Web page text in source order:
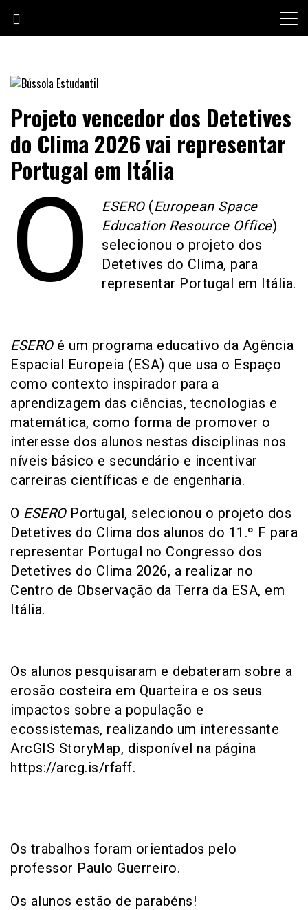
content
Bússola Estudantil
Projeto vencedor dos Detetives
do Clima 2026 vai representar
Portugal em Itália
O ESERO(European Space
Education Resource Office)
selecionou o projeto dos
Detetives do Clima, para
representar Portugal em Itália.
ESEROé um programa educativo da Agência
Espacial Europeia (ESA) que usa o Espaço
como contexto inspirador para a
aprendizagem das ciências, tecnologias e
matemática, como forma de promover o
interesse dos alunos nestas disciplinas nos
níveis básico e secundário e incentivar
carreiras científicas e de engenharia.
O ESEROPortugal, selecionou o projeto dos
Detetives do Clima dos alunos do 11.º F para
representar Portugal no Congresso dos
Detetives do Clima 2026, a realizar no
Centro de Observação da Terra da ESA, em
Itália.
Os alunos pesquisaram e debateram sobre a
erosão costeira em Quarteira e os seus
impactos sobre a população e
ecossistemas, realizando um interessante
ArcGIS StoryMap, disponível na página
https://arcg.is/rfaff.
Os trabalhos foram orientados pelo
professor Paulo Guerreiro.
Os alunos estão de parabéns!